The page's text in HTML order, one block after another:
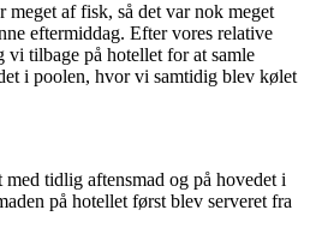
meget af fisk, så det var nok meget
eftermiddag. Efter vores relative
tilbage på hotellet for at samle
i poolen, hvor vi samtidig blev kølet
tidlig aftensmad og på hovedet i
på hotellet først blev serveret fra